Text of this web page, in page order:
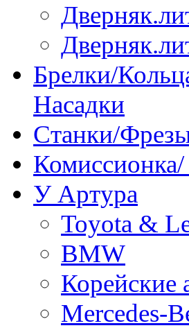
Брелки/
Насадки
Станки/
Комиссионка/
У Артура
Toyota &
BMW
Корейские
Mercedes-